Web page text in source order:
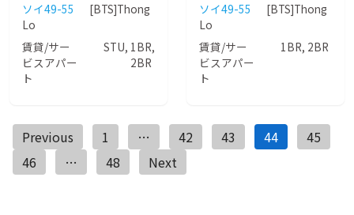
ソイ49-55
[BTS]Thong
Lo
賃貸/サー
ビスアパー
ト
STU, 1BR,
2BR
ソイ49-55
[BTS]Thong
Lo
賃貸/サー
ビスアパー
ト
1BR, 2BR
投
稿
ナ
Previous 1 … 42 43 44
45
46
… 48 Next